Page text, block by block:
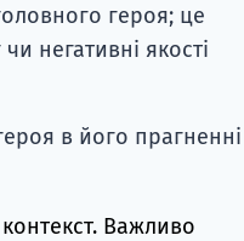
героя; це
негативні якості
в його прагненні
контекст. Важливо